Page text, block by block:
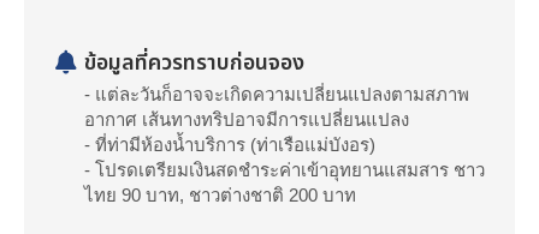
ข้อมูลที่ควรทราบก่อนจอง
- แต่ละวันก็อาจจะเกิดความเปลี่ยนแปลงตามสภาพ
อากาศ เส้นทางทริปอาจมีการแปลี่ยนแปลง
- ที่ท่ามีห้องน้ำบริการ (ท่าเรือแม่บังอร)
- โปรดเตรียมเงินสดชำระค่าเข้าอุทยานแสมสาร ชาว
ไทย 90 บาท, ชาวต่างชาติ 200 บาท